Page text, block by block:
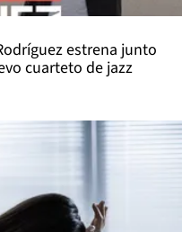
estrena junto
cuarteto de jazz